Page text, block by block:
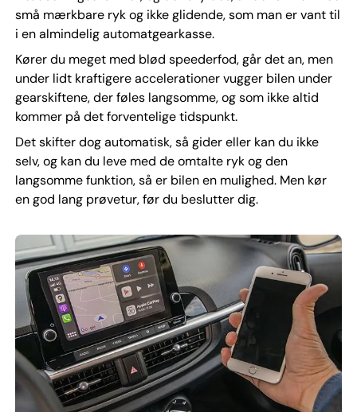
små mærkbare ryk og ikke glidende, som man er vant til
i en almindelig automatgearkasse.
Kører du meget med blød speederfod, går det an, men
under lidt kraftigere accelerationer vugger bilen under
gearskiftene, der føles langsomme, og som ikke altid
kommer på det forventelige tidspunkt.
Det skifter dog automatisk, så gider eller kan du ikke
selv, og kan du leve med de omtalte ryk og den
langsomme funktion, så er bilen en mulighed. Men kør
en god lang prøvetur, før du beslutter dig.